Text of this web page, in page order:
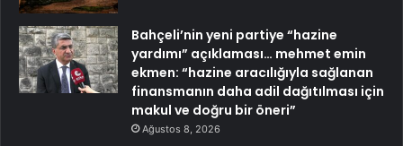
Bahçeli’nin yeni partiye “hazine
yardımı” açıklaması… mehmet emin
ekmen: “hazine aracılığıyla sağlanan
finansmanın daha adil dağıtılması için
makul ve doğru bir öneri”
Ağustos 8, 2026